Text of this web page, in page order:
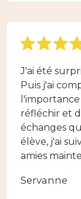
J'ai été
Puis j'ai
réfléchir et
échanges
élève, j'ai
amies
Servanne